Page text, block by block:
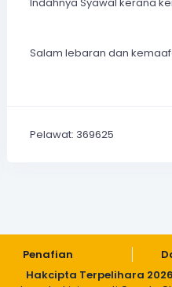
Salam lebaran dan
Pelawat: 369625
Penafian
Hakcipta Terpelihara